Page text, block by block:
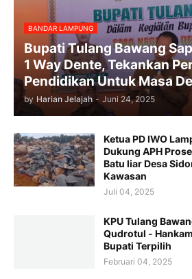
BANDAR LAMPUNG
Bupati Tulang Bawang
1 Way Dente, Tekankan
Pendidikan Untuk Masa
by Harian Jelajah - Juni 24, 2025
Ketua PD IWO
Dukung APH
Batu liar Desa
Kawasan
Juli 04, 2025
KPU Tulang
Qudrotul -
Bupati Terpilih
Februari 04, 2025